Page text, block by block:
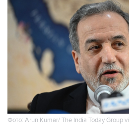
Фото: Arun Kumar/ The India Today Group